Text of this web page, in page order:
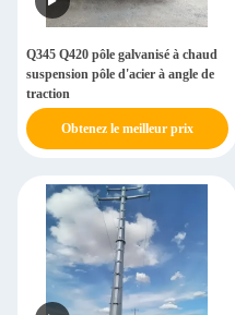
Q345 Q420 pôle galvanisé à chaud
suspension pôle d'acier à angle de
traction
Obtenez le meilleur prix